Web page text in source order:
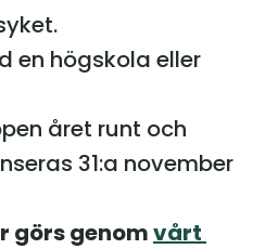
en högskola eller
året runt och
31:a november
görs genom vårt